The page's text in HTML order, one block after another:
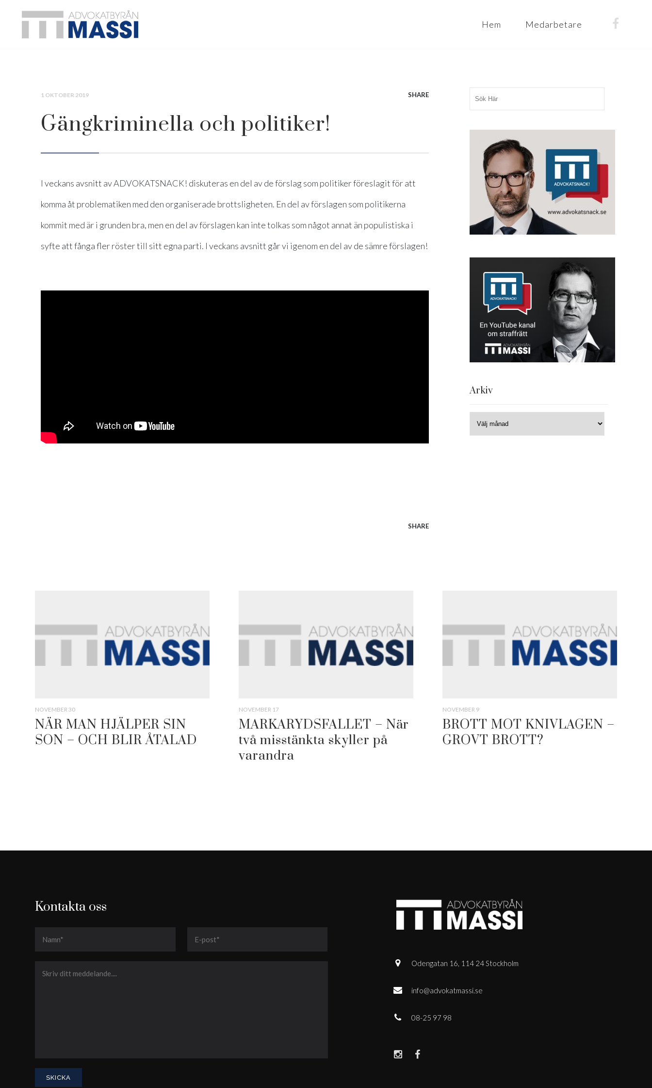
Hem Medarbetare
1 OKTOBER 2019 SHARE
Gängkriminella och politiker!
I veckans avsnitt av ADVOKATSNACK! diskuteras en del av de förslag som politiker föreslagit för att
komma åt problematiken med den organiserade brottsligheten. En del av förslagen som politikerna
kommit med är i grunden bra, men en del av förslagen kan inte tolkas som något annat än populistiska i
syfte att fånga fler röster till sitt egna parti. I veckans avsnitt går vi igenom en del av de sämre förslagen!
SHARE
Arkiv
NOVEMBER 30
NÄR MAN HJÄLPER SIN
SON – OCH BLIR ÅTALAD
NOVEMBER 17
MARKARYDSFALLET – När
två misstänkta skyller på
varandra
NOVEMBER 9
BROTT MOT KNIVLAGEN –
GROVT BROTT?
Kontakta oss
Odengatan 16, 114 24 Stockholm
info@advokatmassi.se
08-25 97 98